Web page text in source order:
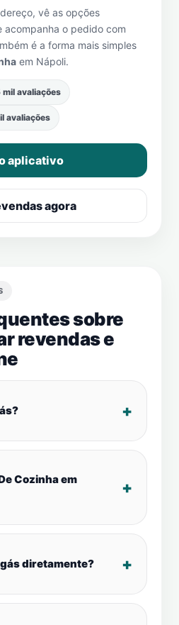
vê as opções
acompanha o pedido com
é a forma mais simples
em Nápoli.
mil avaliações
avaliações
aplicativo
agora
sobre
revendas e
Cozinha em
diretamente?